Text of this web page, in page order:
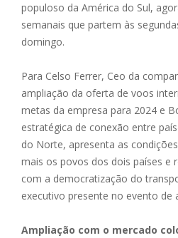
populoso da América do Sul,
semanais que partem às
domingo.
Para Celso Ferrer, Ceo da
ampliação da oferta de voos
metas da empresa para 2024 e
estratégica de conexão entre
do Norte, apresenta as
mais os povos dos dois países e
com a democratização do
executivo presente no evento de
Ampliação com o mercado